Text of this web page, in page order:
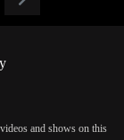
and shows on this